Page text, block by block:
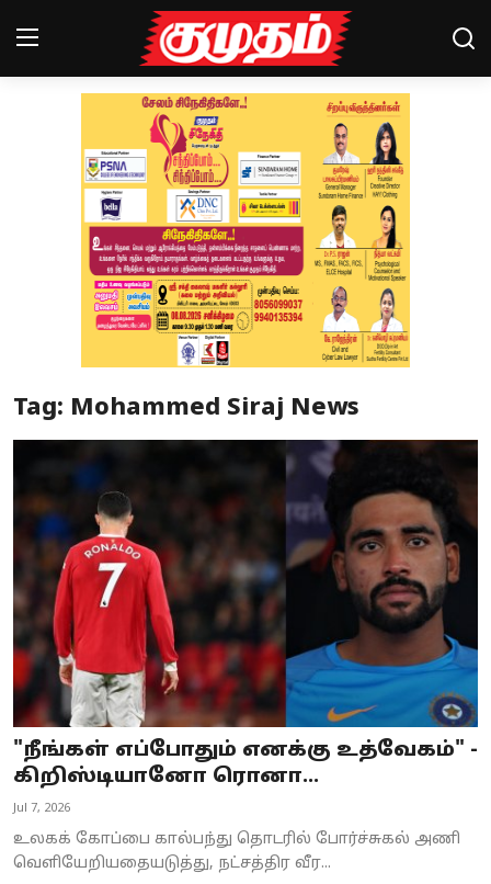
Magazines
Crime
Tamilnadu
National
World
Astrology
Spirituality
Weather
Tag: Mohammed Siraj News
"நீங்கள் எப்போதும் எனக்கு உத்வேகம்" -
கிறிஸ்டியானோ ரொனா...
Jul 7, 2026
உலகக் கோப்பை கால்பந்து தொடரில் போர்ச்சுகல் அணி
வெளியேறியதையடுத்து, நட்சத்திர வீர...